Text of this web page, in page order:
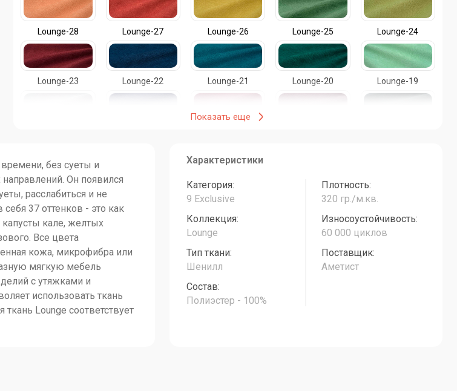
Lounge-28 Lounge-27 Lounge-26 Lounge-25 Lounge-24
Lounge-23 Lounge-22 Lounge-21 Lounge-20 Lounge-19
Lounge-13 Lounge-12 Lounge-10
Lounge-08 Lounge-06 Lounge-05 Lounge-04
Lounge-03
Показать еще
без суеты и
Он появился
расслабиться и не
37 оттенков - это как
кале, желтых
Все цвета
кожа, микрофибра или
мягкую мебель
с утяжками и
использовать ткань
Lounge соответствует
Характеристики
Категория:
9 Exclusive
Плотность:
320 гр./м.кв.
Коллекция:
Lounge
Износоустойчивость:
60 000 циклов
Тип ткани:
Шенилл
Поставщик:
Аметист
Состав:
Полиэстер - 100%